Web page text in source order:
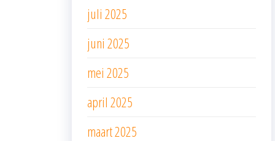
juli 2025
juni 2025
mei 2025
april 2025
maart 2025